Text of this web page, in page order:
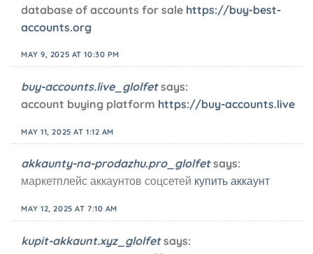
database of accounts for sale https://buy-best-
accounts.org
MAY 9, 2025 AT 10:30 PM
buy-accounts.live_glolfet says:
account buying platform https://buy-accounts.live
MAY 11, 2025 AT 1:12 AM
akkaunty-na-prodazhu.pro_glolfet says:
маркетплейс аккаунтов соцсетей купить аккаунт
MAY 12, 2025 AT 7:10 AM
kupit-akkaunt.xyz_glolfet says: